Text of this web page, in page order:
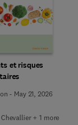
et risques
- May 21, 2026
+ 1 more